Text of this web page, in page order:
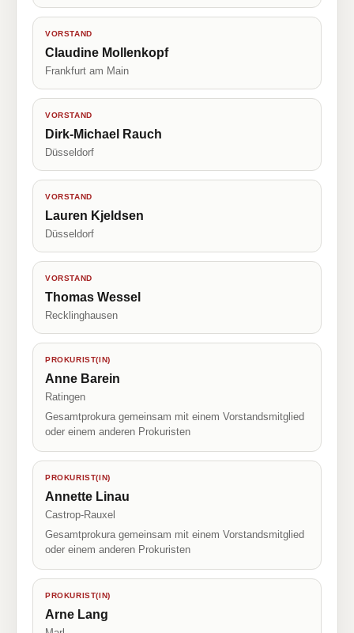
VORSTAND
Claudine Mollenkopf
Frankfurt am Main
VORSTAND
Dirk-Michael Rauch
Düsseldorf
VORSTAND
Lauren Kjeldsen
Düsseldorf
VORSTAND
Thomas Wessel
Recklinghausen
PROKURIST(IN)
Anne Barein
Ratingen
Gesamtprokura gemeinsam mit einem Vorstandsmitglied
oder einem anderen Prokuristen
PROKURIST(IN)
Annette Linau
Castrop-Rauxel
Gesamtprokura gemeinsam mit einem Vorstandsmitglied
oder einem anderen Prokuristen
PROKURIST(IN)
Arne Lang